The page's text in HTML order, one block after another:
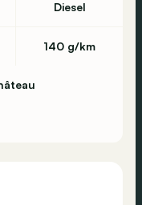
Diesel
140 g/km